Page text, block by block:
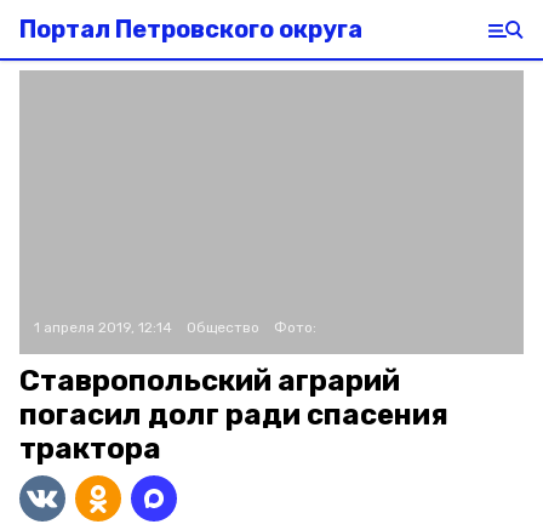
Портал Петровского округа
1 апреля 2019, 12:14 Общество Фото:
Ставропольский аграрий
погасил долг ради спасения
трактора